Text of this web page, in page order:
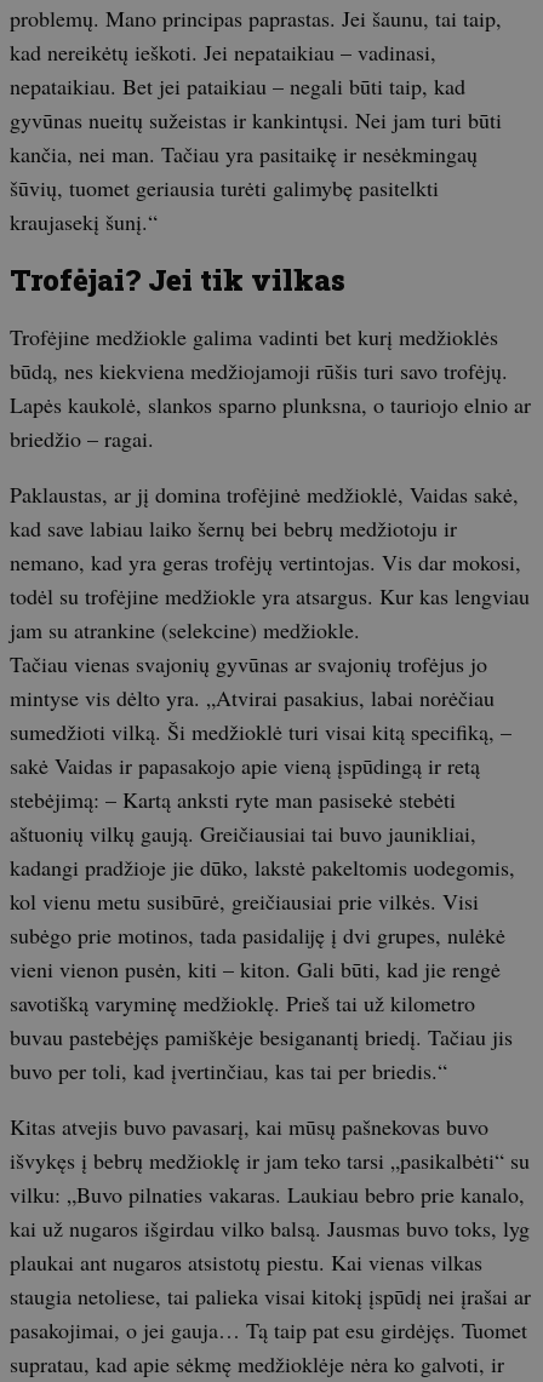
problemų. Mano principas paprastas. Jei šaunu, tai taip,
kad nereikėtų ieškoti. Jei nepataikiau – vadinasi,
nepataikiau. Bet jei pataikiau – negali būti taip, kad
gyvūnas nueitų sužeistas ir kankintųsi. Nei jam turi būti
kančia, nei man. Tačiau yra pasitaikę ir nesėkmingaų
šūvių, tuomet geriausia turėti galimybę pasitelkti
kraujasekį šunį.“
Trofėjai? Jei tik vilkas
Trofėjine medžiokle galima vadinti bet kurį medžioklės
būdą, nes kiekviena medžiojamoji rūšis turi savo trofėjų.
Lapės kaukolė, slankos sparno plunksna, o tauriojo elnio ar
briedžio – ragai.
Paklaustas, ar jį domina trofėjinė medžioklė, Vaidas sakė,
kad save labiau laiko šernų bei bebrų medžiotoju ir
nemano, kad yra geras trofėjų vertintojas. Vis dar mokosi,
todėl su trofėjine medžiokle yra atsargus. Kur kas lengviau
jam su atrankine (selekcine) medžiokle.
Tačiau vienas svajonių gyvūnas ar svajonių trofėjus jo
mintyse vis dėlto yra. „Atvirai pasakius, labai norėčiau
sumedžioti vilką. Ši medžioklė turi visai kitą specifiką, –
sakė Vaidas ir papasakojo apie vieną įspūdingą ir retą
stebėjimą: – Kartą anksti ryte man pasisekė stebėti
aštuonių vilkų gaują. Greičiausiai tai buvo jaunikliai,
kadangi pradžioje jie dūko, lakstė pakeltomis uodegomis,
kol vienu metu susibūrė, greičiausiai prie vilkės. Visi
subėgo prie motinos, tada pasidaliję į dvi grupes, nulėkė
vieni vienon pusėn, kiti – kiton. Gali būti, kad jie rengė
savotišką varyminę medžioklę. Prieš tai už kilometro
buvau pastebėjęs pamiškėje besiganantį briedį. Tačiau jis
buvo per toli, kad įvertinčiau, kas tai per briedis.“
Kitas atvejis buvo pavasarį, kai mūsų pašnekovas buvo
išvykęs į bebrų medžioklę ir jam teko tarsi „pasikalbėti“ su
vilku: „Buvo pilnaties vakaras. Laukiau bebro prie kanalo,
kai už nugaros išgirdau vilko balsą. Jausmas buvo toks, lyg
plaukai ant nugaros atsistotų piestu. Kai vienas vilkas
staugia netoliese, tai palieka visai kitokį įspūdį nei įrašai ar
pasakojimai, o jei gauja… Tą taip pat esu girdėjęs. Tuomet
supratau, kad apie sėkmę medžioklėje nėra ko galvoti, ir